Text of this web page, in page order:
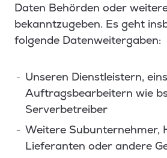
Daten Behörden oder
bekanntzugeben. Es geht
folgende Datenweitergaben:
Unseren Dienstleistern,
Auftragsbearbeitern wie
Serverbetreiber
Weitere Subunternehmer,
Lieferanten oder andere